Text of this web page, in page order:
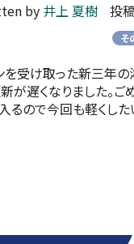
by 井上 夏樹 投
そ
を受け取った新三年
が遅くなりました。ご
るので今回も軽くした